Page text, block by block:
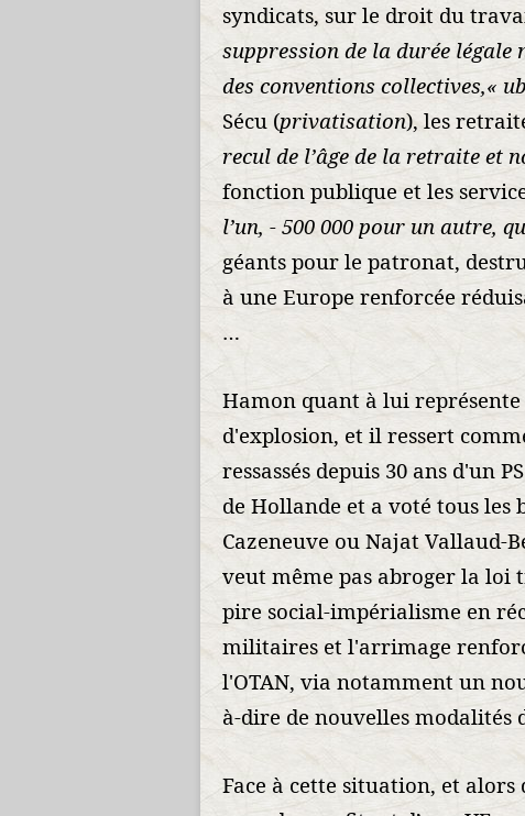
syndicats, sur le droit du
suppression de la durée
des conventions collectives,«
Sécu (privatisation), les
recul de l’âge de la retraite et
fonction publique et les
l’un, - 500 000 pour un autre,
géants pour le patronat,
à une Europe renforcée
…
Hamon quant à lui
d'explosion, et il ressert
ressassés depuis 30 ans d'un
de Hollande et a voté tous les
Cazeneuve ou Najat Vallaud-
veut même pas abroger la loi
pire social-impérialisme en
militaires et l'arrimage
l'OTAN, via notamment un
à-dire de nouvelles modalités
Face à cette situation, et